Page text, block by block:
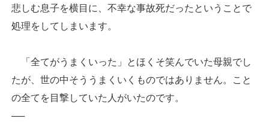
悲しむ息子を横目に、不幸な事故死だったということで
処理をしてしまいます。
「全てがうまくいった」とほくそ笑んでいた母親でし
たが、世の中そううまくいくものではありません。こと
の全てを目撃していた人がいたのです。
──